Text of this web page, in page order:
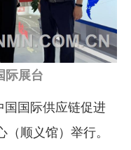
际展台
国际供应链促进
顺义馆）举行。